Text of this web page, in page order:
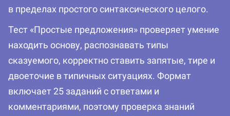
в пределах простого синтаксического целого.
Тест «Простые предложения» проверяет умение
находить основу, распознавать типы
сказуемого, корректно ставить запятые, тире и
двоеточие в типичных ситуациях. Формат
включает 25 заданий с ответами и
комментариями, поэтому проверка знаний